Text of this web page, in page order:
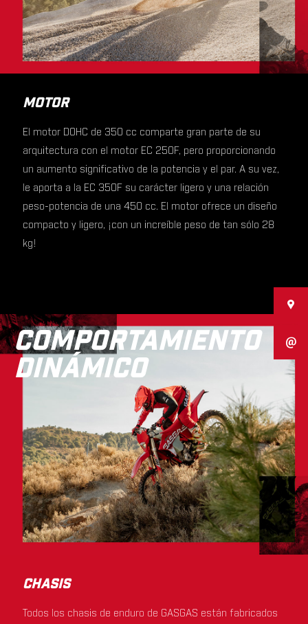
MOTOR
El motor DOHC de 350 cc comparte gran parte de su
arquitectura con el motor EC 250F, pero proporcionando
un aumento significativo de la potencia y el par. A su vez,
le aporta a la EC 350F su carácter ligero y una relación
peso-potencia de una 450 cc. El motor ofrece un diseño
compacto y ligero, ¡con un increíble peso de tan sólo 28
kg!
COMPORTAMIENTO
DINÁMICO
CHASIS
Todos los chasis de enduro de GASGAS están fabricados